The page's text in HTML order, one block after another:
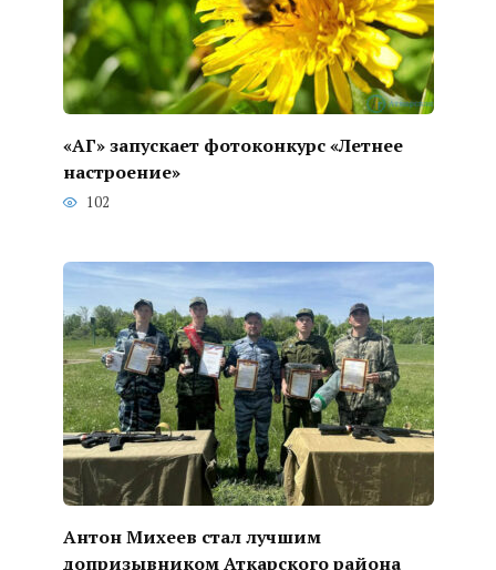
«АГ» запускает фотоконкурс «Летнее
настроение»
102
Антон Михеев стал лучшим
допризывником Аткарского района